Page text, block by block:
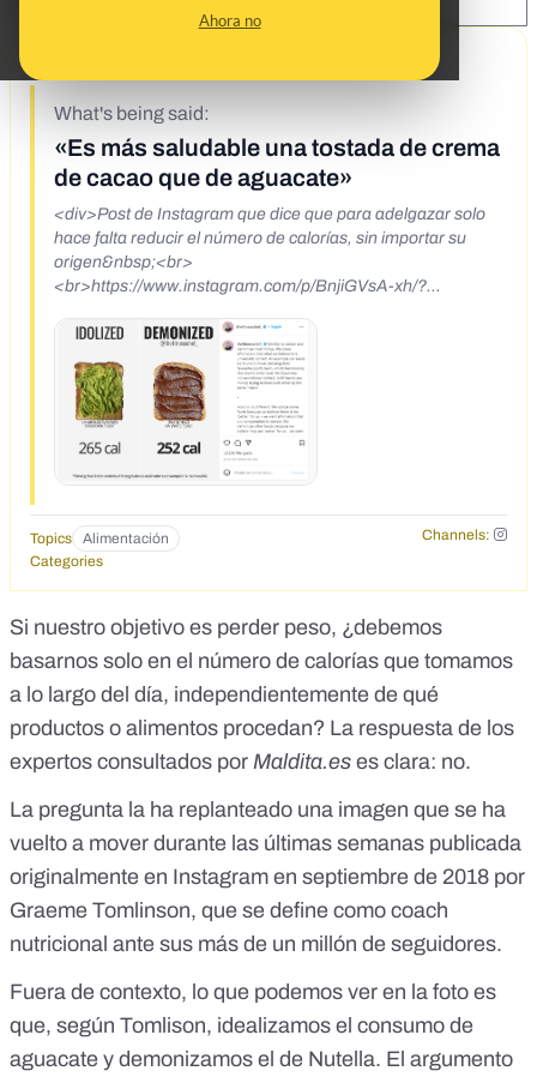
Ahora no
What's being said:
«Es más saludable una tostada de crema
de cacao que de aguacate»
<div>Post de Instagram que dice que para adelgazar solo
hace falta reducir el número de calorías, sin importar su
origen&nbsp;<br>
<br>https://www.instagram.com/p/BnjiGVsA-xh/?
Topics Alimentación
Channels:
Categories
Si nuestro objetivo es perder peso, ¿debemos
basarnos solo en el número de calorías que tomamos
a lo largo del día, independientemente de qué
productos o alimentos procedan? La respuesta de los
expertos consultados por Maldita.es es clara: no.
La pregunta la ha replanteado una imagen que se ha
vuelto a mover durante las últimas semanas publicada
originalmente en Instagram en septiembre de 2018 por
Graeme Tomlinson, que se define como coach
nutricional ante sus más de un millón de seguidores.
Fuera de contexto, lo que podemos ver en la foto es
que, según Tomlison, idealizamos el consumo de
aguacate y demonizamos el de Nutella. El argumento